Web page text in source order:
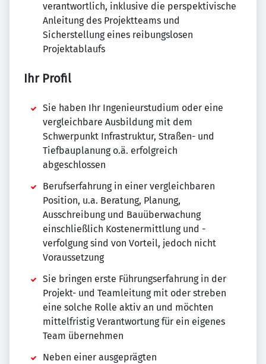
verantwortlich, inklusive die perspektivische
Anleitung des Projektteams und
Sicherstellung eines reibungslosen
Projektablaufs
Ihr Profil
Sie haben Ihr Ingenieurstudium oder eine
vergleichbare Ausbildung mit dem
Schwerpunkt Infrastruktur, Straßen- und
Tiefbauplanung o.ä. erfolgreich
abgeschlossen
Berufserfahrung in einer vergleichbaren
Position, u.a. Beratung, Planung,
Ausschreibung und Bauüberwachung
einschließlich Kostenermittlung und -
verfolgung sind von Vorteil, jedoch nicht
Voraussetzung
Sie bringen erste Führungserfahrung in der
Projekt- und Teamleitung mit oder streben
eine solche Rolle aktiv an und möchten
mittelfristig Verantwortung für ein eigenes
Team übernehmen
Neben einer ausgeprägten